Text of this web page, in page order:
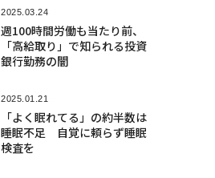
2025.03.24
週100時間労働も当たり前、
「高給取り」で知られる投資
銀行勤務の闇
2025.01.21
「よく眠れてる」の約半数は
睡眠不足 自覚に頼らず睡眠
検査を